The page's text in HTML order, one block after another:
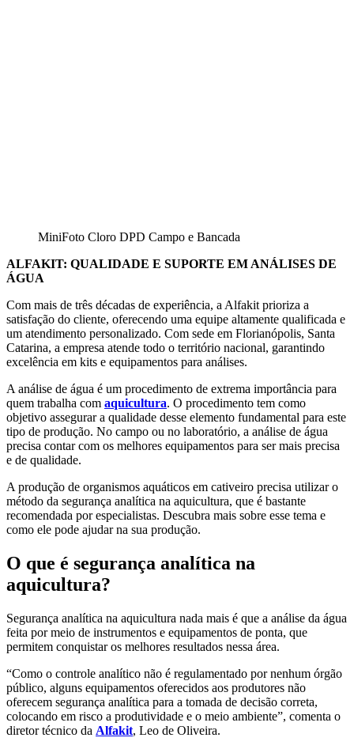
MiniFoto Cloro DPD Campo e Bancada
ALFAKIT: QUALIDADE E SUPORTE EM ANÁLISES DE
ÁGUA
Com mais de três décadas de experiência, a Alfakit prioriza a
satisfação do cliente, oferecendo uma equipe altamente qualificada e
um atendimento personalizado. Com sede em Florianópolis, Santa
Catarina, a empresa atende todo o território nacional, garantindo
excelência em kits e equipamentos para análises.
A análise de água é um procedimento de extrema importância para
quem trabalha com aquicultura. O procedimento tem como
objetivo assegurar a qualidade desse elemento fundamental para este
tipo de produção. No campo ou no laboratório, a análise de água
precisa contar com os melhores equipamentos para ser mais precisa
e de qualidade.
A produção de organismos aquáticos em cativeiro precisa utilizar o
método da segurança analítica na aquicultura, que é bastante
recomendada por especialistas. Descubra mais sobre esse tema e
como ele pode ajudar na sua produção.
O que é segurança analítica na
aquicultura?
Segurança analítica na aquicultura nada mais é que a análise da água
feita por meio de instrumentos e equipamentos de ponta, que
permitem conquistar os melhores resultados nessa área.
“Como o controle analítico não é regulamentado por nenhum órgão
público, alguns equipamentos oferecidos aos produtores não
oferecem segurança analítica para a tomada de decisão correta,
colocando em risco a produtividade e o meio ambiente”, comenta o
diretor técnico da Alfakit, Leo de Oliveira.